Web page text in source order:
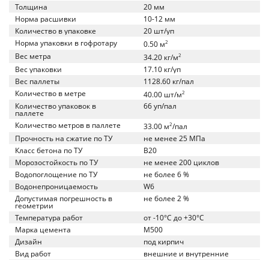
Толщина
20 мм
Норма расшивки
10-12 мм
Количество в упаковке
20 шт/уп
Норма упаковки в гофротару
0.50 м2
Вес метра 34.20 кг/м2
Вес упаковки
17.10 кг/уп
Вес паллеты
1128.60 кг/пал
Количество в метре
40.00 шт/м2
Количество упаковок в
паллете
66 уп/пал
Количество метров в паллете 33.00 м2/пал
Прочность на сжатие по ТУ
не менее 25 МПа
Класс бетона по ТУ
B20
Морозостойкость по ТУ
не менее 200 циклов
Водопоглощение по ТУ
не более 6 %
Водонепроницаемость
W6
Допустимая погрешность в
геометрии
не более 2 %
Температура работ
от -10°C до +30°C
Марка цемента
M500
Дизайн
под кирпич
Вид работ
внешние и внутренние